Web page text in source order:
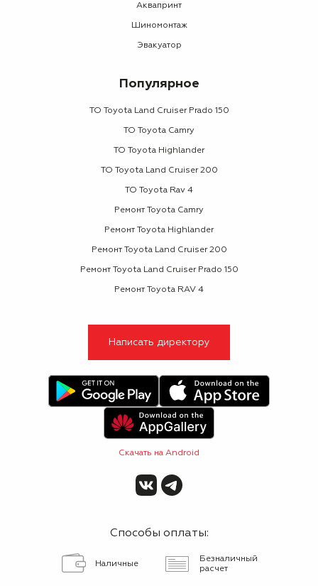
Аквапринт
Шиномонтаж
Эвакуатор
Популярное
ТО Toyota Land Cruiser Prado 150
ТО Toyota Camry
ТО Toyota Highlander
ТО Toyota Land Cruiser 200
ТО Toyota Rav 4
Ремонт Toyota Camry
Ремонт Toyota Highlander
Ремонт Toyota Land Cruiser 200
Ремонт Toyota Land Cruiser Prado 150
Ремонт Toyota RAV 4
Написать директору
Скачать на Android
Способы оплаты:
Наличные
Безналичный
расчет